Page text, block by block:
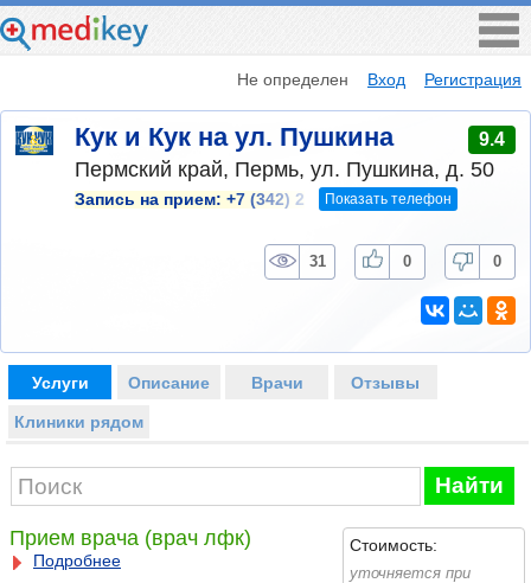
Не определен Вход Регистрация
Кук и Кук на ул. Пушкина 9.4
Пермский край, Пермь, ул. Пушкина, д. 50
Запись на прием: +7 (342) 2 Показать телефон
31 0 0
Услуги Описание Врачи Отзывы
Клиники рядом
Найти
Прием врача (врач лфк)
Подробнее
Стоимость:
уточняется при